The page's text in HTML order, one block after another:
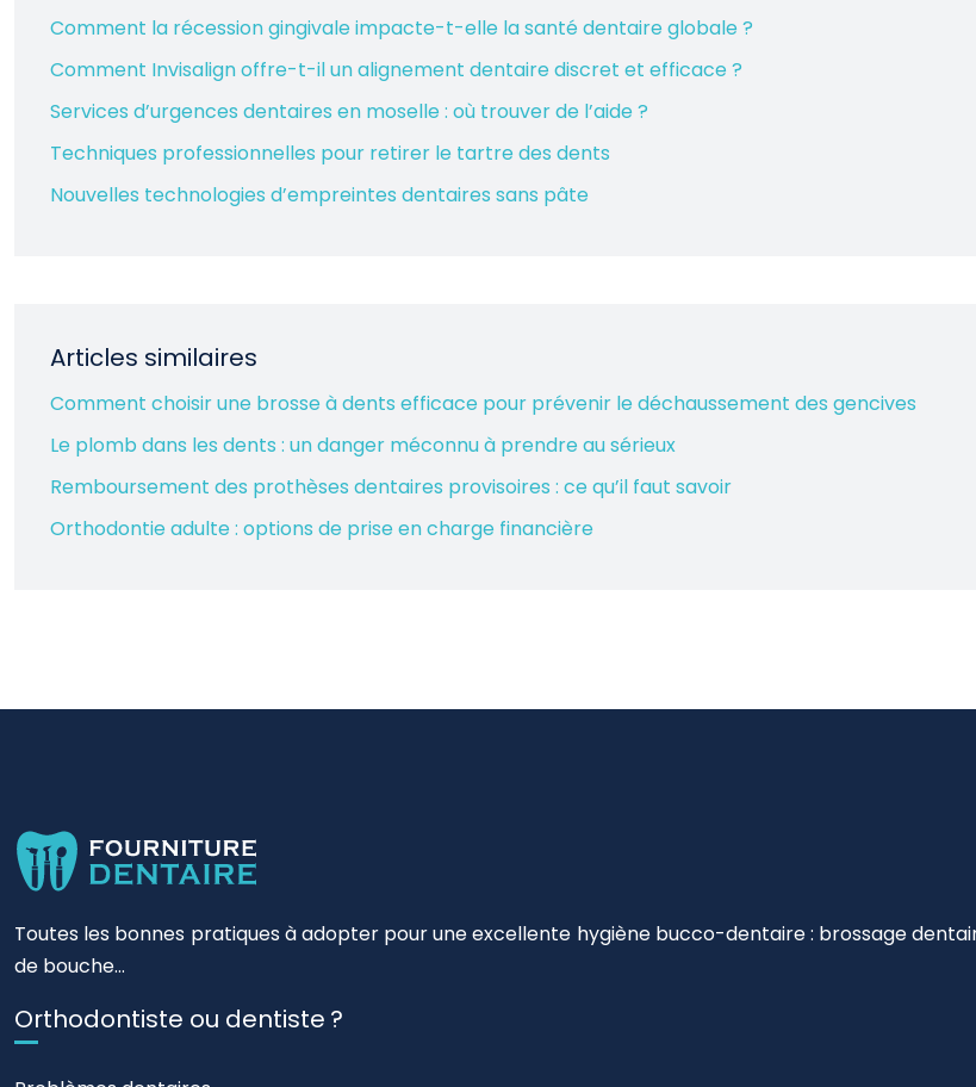
Comment la récession gingivale impacte-t-elle la santé dentaire globale ?
Comment Invisalign offre-t-il un alignement dentaire discret et efficace ?
Services d’urgences dentaires en moselle : où trouver de l’aide ?
Techniques professionnelles pour retirer le tartre des dents
Nouvelles technologies d’empreintes dentaires sans pâte
Articles similaires
Comment choisir une brosse à dents efficace pour prévenir le déchaussement des gencives
Le plomb dans les dents : un danger méconnu à prendre au sérieux
Remboursement des prothèses dentaires provisoires : ce qu’il faut savoir
Orthodontie adulte : options de prise en charge financière
Toutes les bonnes pratiques à adopter pour une excellente hygiène bucco-dentaire : brossage
de bouche…
Orthodontiste ou dentiste ?